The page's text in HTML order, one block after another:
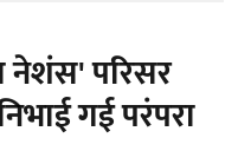
नेशंस' परिसर
गई परंपरा